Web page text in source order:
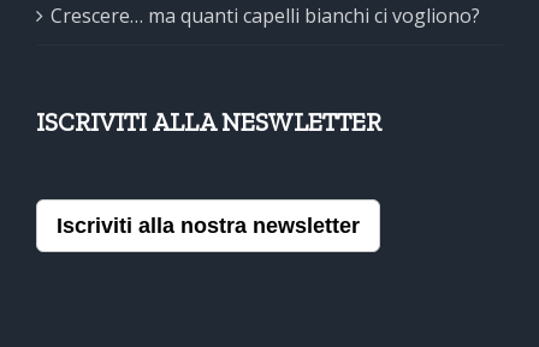
Crescere… ma quanti capelli bianchi ci vogliono?
ISCRIVITI ALLA NESWLETTER
Iscriviti alla nostra newsletter